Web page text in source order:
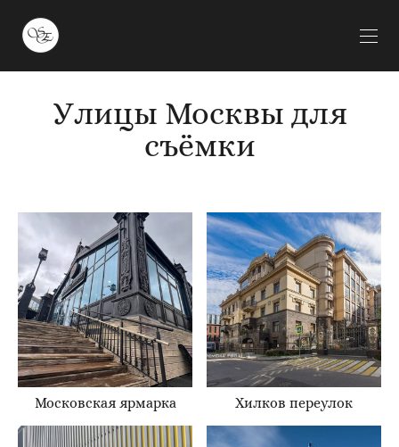
Улицы Москвы для
съёмки
Московская ярмарка Хилков переулок